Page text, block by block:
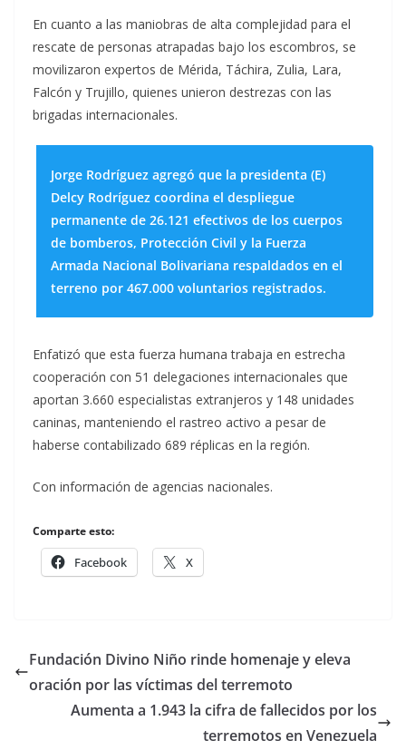
En cuanto a las maniobras de alta complejidad para el
rescate de personas atrapadas bajo los escombros, se
movilizaron expertos de Mérida, Táchira, Zulia, Lara,
Falcón y Trujillo, quienes unieron destrezas con las
brigadas internacionales.
Jorge Rodríguez agregó que la presidenta (E)
Delcy Rodríguez coordina el despliegue
permanente de 26.121 efectivos de los cuerpos
de bomberos, Protección Civil y la Fuerza
Armada Nacional Bolivariana respaldados en el
terreno por 467.000 voluntarios registrados.
Enfatizó que esta fuerza humana trabaja en estrecha
cooperación con 51 delegaciones internacionales que
aportan 3.660 especialistas extranjeros y 148 unidades
caninas, manteniendo el rastreo activo a pesar de
haberse contabilizado 689 réplicas en la región.
Con información de agencias nacionales.
Comparte esto:
Facebook X
Fundación Divino Niño rinde homenaje y eleva
oración por las víctimas del terremoto
Aumenta a 1.943 la cifra de fallecidos por los
terremotos en Venezuela